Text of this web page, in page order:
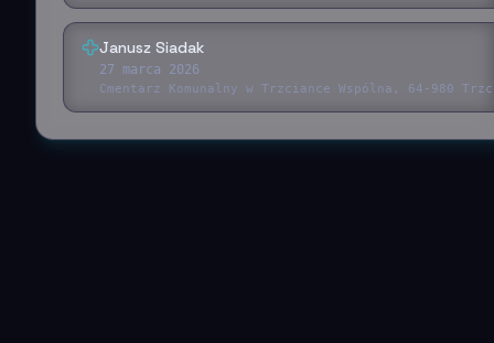
Janusz Siadak
27 marca 2026
Cmentarz Komunalny w Trzciance Wspólna, 64-980